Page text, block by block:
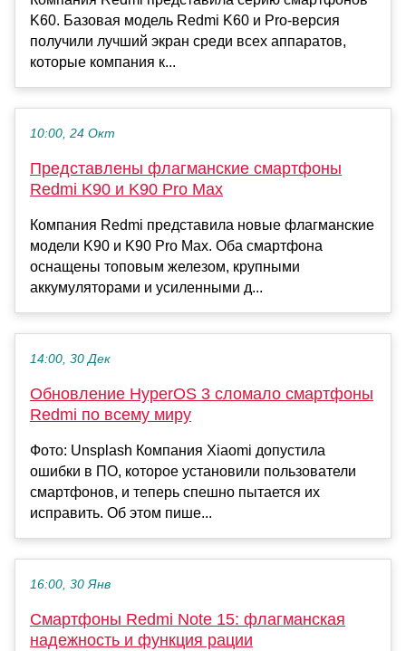
K60. Базовая модель Redmi K60 и Pro-версия
получили лучший экран среди всех аппаратов,
которые компания к...
10:00, 24 Окт
Представлены флагманские смартфоны
Redmi K90 и K90 Pro Max
Компания Redmi представила новые флагманские
модели K90 и K90 Pro Max. Оба смартфона
оснащены топовым железом, крупными
аккумуляторами и усиленными д...
14:00, 30 Дек
Обновление HyperOS 3 сломало смартфоны
Redmi по всему миру
Фото: Unsplash Компания Xiaomi допустила
ошибки в ПО, которое установили пользователи
смартфонов, и теперь спешно пытается их
исправить. Об этом пише...
16:00, 30 Янв
Смартфоны Redmi Note 15: флагманская
надежность и функция рации